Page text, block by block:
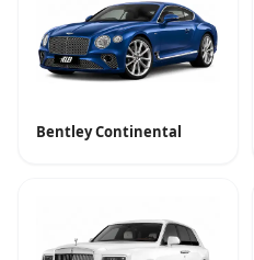
Bentley Continental